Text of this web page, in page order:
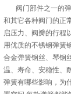
阀门部件之一的弹
和其它各种阀门的正
启压力、阀瓣的行程
用优质的不锈钢弹簧
合金弹簧钢丝、琴钢
温、寿命、安稳性、
弹簧有哪些影响，为